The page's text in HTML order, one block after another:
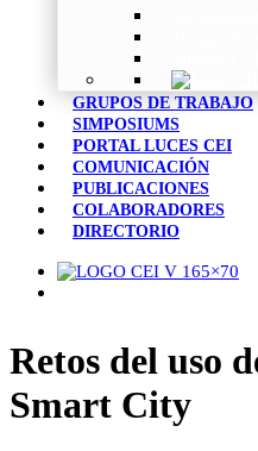
GRUPOS DE TRABAJO
SIMPOSIUMS
PORTAL LUCES CEI
COMUNICACIÓN
PUBLICACIONES
COLABORADORES
DIRECTORIO
Retos del uso
Smart City